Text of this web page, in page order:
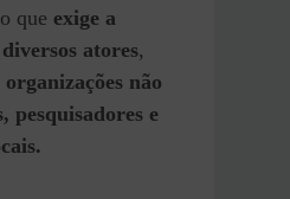
que exige a
atores,
não
pesquisadores e